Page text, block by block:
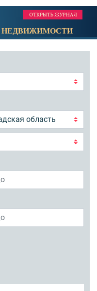
НЕДВИЖИМОСТИ